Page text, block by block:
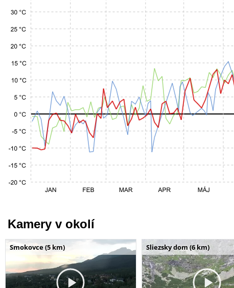
Kamery v okolí
Smokovce (5 km) Sliezsky dom (6 km)